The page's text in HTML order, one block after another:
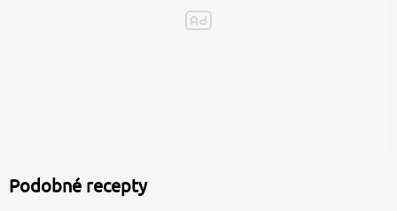
Podobné recepty